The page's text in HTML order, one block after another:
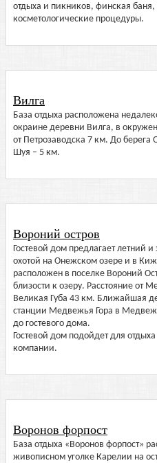
отдыха и пикников, финская
косметологические процедуры.
Вилга
База отдыха расположена
окраине деревни Вилга, в
от Петрозаводска 7 км. До
Шуя – 5 км.
Вороний остров
Гостевой дом предлагает летний
охотой на Онежском озере и в
расположен в поселке Вороний
близости к озеру. Расстояние от
Великая Губа 43 км. Ближайшая
станции Медвежья Гора в
до гостевого дома.
Гостевой дом подойдет для
компании.
Воронов форпост
База отдыха «Воронов форпост»
живописном уголке Карелии на